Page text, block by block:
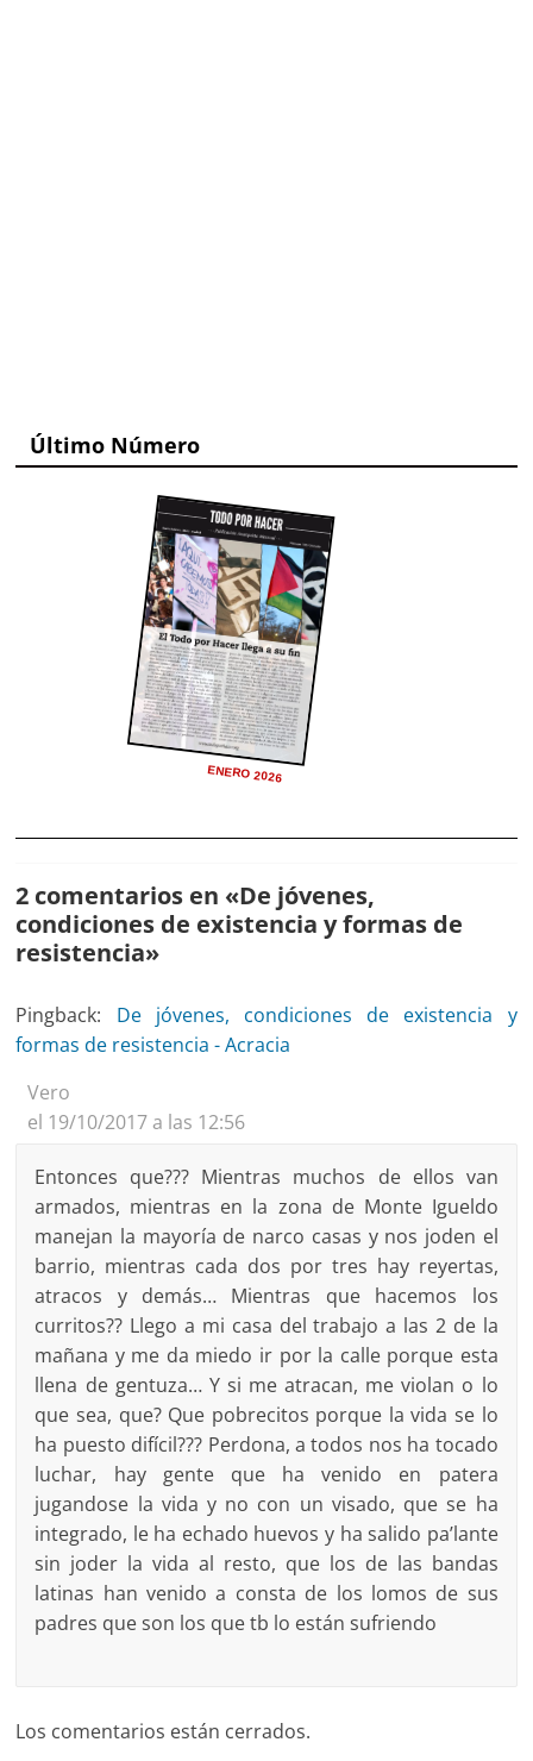
Último Número
ENERO 2026
2 comentarios en «De jóvenes,
condiciones de existencia y formas de
resistencia»
Pingback: De jóvenes, condiciones de existencia y
formas de resistencia - Acracia
Vero
el 19/10/2017 a las 12:56
Entonces que??? Mientras muchos de ellos van
armados, mientras en la zona de Monte Igueldo
manejan la mayoría de narco casas y nos joden el
barrio, mientras cada dos por tres hay reyertas,
atracos y demás… Mientras que hacemos los
curritos?? Llego a mi casa del trabajo a las 2 de la
mañana y me da miedo ir por la calle porque esta
llena de gentuza… Y si me atracan, me violan o lo
que sea, que? Que pobrecitos porque la vida se lo
ha puesto difícil??? Perdona, a todos nos ha tocado
luchar, hay gente que ha venido en patera
jugandose la vida y no con un visado, que se ha
integrado, le ha echado huevos y ha salido pa’lante
sin joder la vida al resto, que los de las bandas
latinas han venido a consta de los lomos de sus
padres que son los que tb lo están sufriendo
Los comentarios están cerrados.